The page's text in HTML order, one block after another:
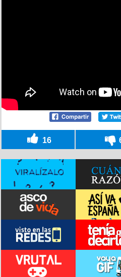
16